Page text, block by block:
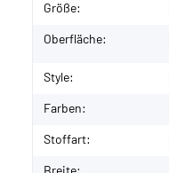
Größe:
Oberfläche:
Style:
Farben:
Stoffart: